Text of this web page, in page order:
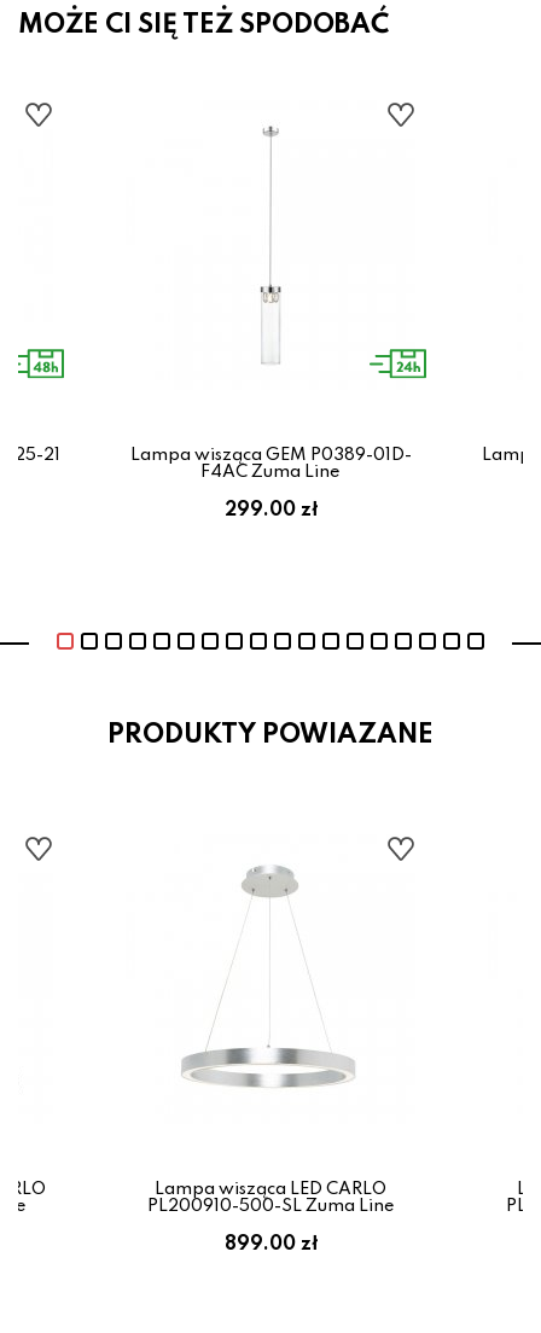
MOŻE CI SIĘ TEŻ SPODOBAĆ
21
Lampa wisząca GEM P0389-01D-
F4AC Zuma Line
299.00 zł
PRODUKTY POWIAZANE
Lampa wisząca LED CARLO
PL200910-500-SL Zuma Line
899.00 zł